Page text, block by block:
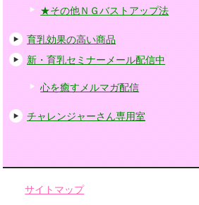
★その他ＮＧバストアップ法
育乳効果の高い商品
新・育乳セミナーメール配信中
心を癒すメルマガ配信
チャレンジャーさん専用室
サイトマップ